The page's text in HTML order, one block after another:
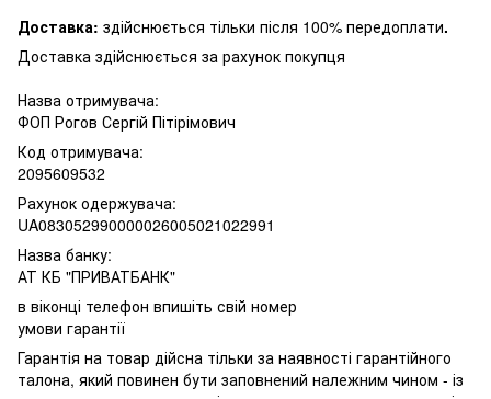
Доставка: здійснюється тільки після 100% передоплати.
Доставка здійснюється за рахунок покупця
Назва отримувача:
ФОП Рогов Сергій Пітірімович
Код отримувача:
2095609532
Рахунок одержувача:
UA083052990000026005021022991
Назва банку:
АТ КБ "ПРИВАТБАНК"
в віконці телефон впишіть свій номер
умови гарантії
Гарантія на товар дійсна тільки за наявності гарантійного
талона, який повинен бути заповнений належним чином - із